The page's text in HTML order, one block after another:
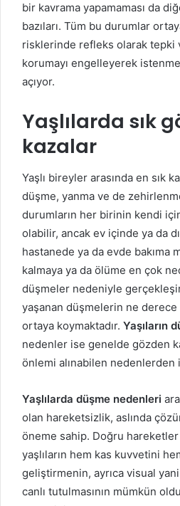
bir kavrama yapamaması da
bazıları. Tüm bu durumlar
risklerinde refleks olarak tepki
korumayı engelleyerek
açıyor.
Yaşlılarda sık
kazalar
Yaşlı bireyler arasında en sık
düşme, yanma ve de
durumların her birinin kendi
olabilir, ancak ev içinde ya da
hastanede ya da evde bakıma
kalmaya ya da ölüme en çok
düşmeler nedeniyle
yaşanan düşmelerin ne
ortaya koymaktadır. Yaşıların
nedenler ise genelde gözden
önlemi alınabilen
Yaşlılarda düşme nedenleri
olan hareketsizlik, aslında
öneme sahip. Doğru
yaşlıların hem kas kuvvetini
geliştirmenin, ayrıca visual yani
canlı tutulmasının mümkün